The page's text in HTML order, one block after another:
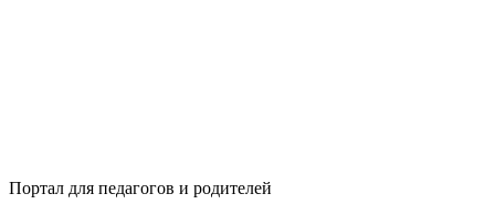
Портал для педагогов и родителей